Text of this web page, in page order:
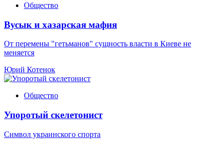
Общество
Вусык и хазарская мафия
От перемены "гетьманов" сущность власти в Киеве не
меняется
Юрий Котенок
Общество
Упоротый скелетонист
Символ украинского спорта